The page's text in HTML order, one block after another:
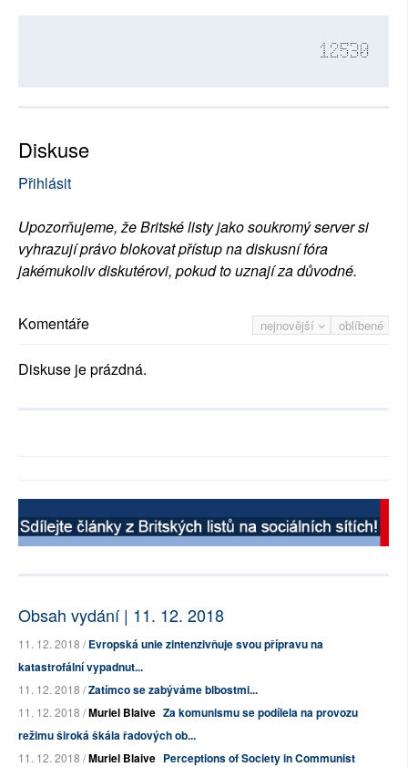
12530
Diskuse
Přihlásit
Upozorňujeme, že Britské listy jako soukromý server si
vyhrazují právo blokovat přístup na diskusní fóra
jakémukoliv diskutérovi, pokud to uznají za důvodné.
nejnovější oblíbené
Komentáře
Diskuse je prázdná.
Obsah vydání | 11. 12. 2018
11. 12. 2018 /Evropská unie zintenzivňuje svou přípravu na
katastrofální vypadnut...
11. 12. 2018 /Zatímco se zabýváme blbostmi...
11. 12. 2018 /Muriel Blaive Za komunismu se podílela na provozu
režimu široká škála řadových ob...
11. 12. 2018 /Muriel Blaive Perceptions of Society in Communist